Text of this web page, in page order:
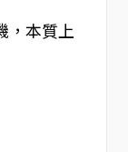
，本質上